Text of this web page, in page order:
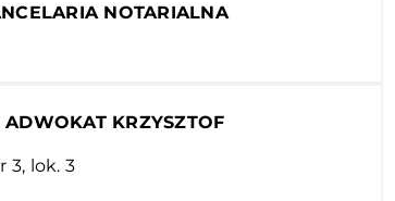
NOTARIALNA
KRZYSZTOF
3, lok. 3